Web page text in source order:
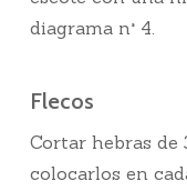
diagrama n° 4.
Flecos
Cortar hebras de
colocarlos en